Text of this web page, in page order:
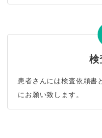
検
患者さんには検査依頼書
にお願い致します。